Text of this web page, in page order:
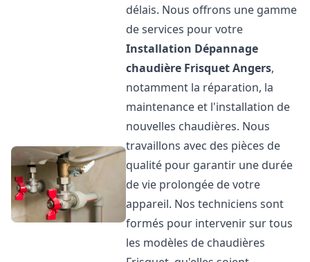
délais. Nous offrons une gamme
de services pour votre
Installation Dépannage
chaudière FrisquetAngers,
notamment la réparation, la
maintenance et l'installation de
nouvelles chaudières. Nous
travaillons avec des pièces de
qualité pour garantir une durée
de vie prolongée de votre
appareil. Nos techniciens sont
formés pour intervenir sur tous
les modèles de chaudières